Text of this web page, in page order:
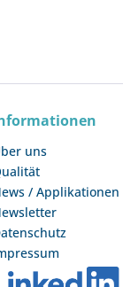
uns
/ Applikationen